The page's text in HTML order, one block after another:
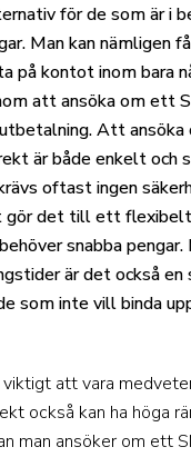
för de som är i
Man kan nämligen
på kontot inom bara
att ansöka om ett
Att
är både enkelt och
oftast ingen
gör det till ett
snabba
är det också en
som inte vill binda
att vara
också kan ha höga
man ansöker om ett